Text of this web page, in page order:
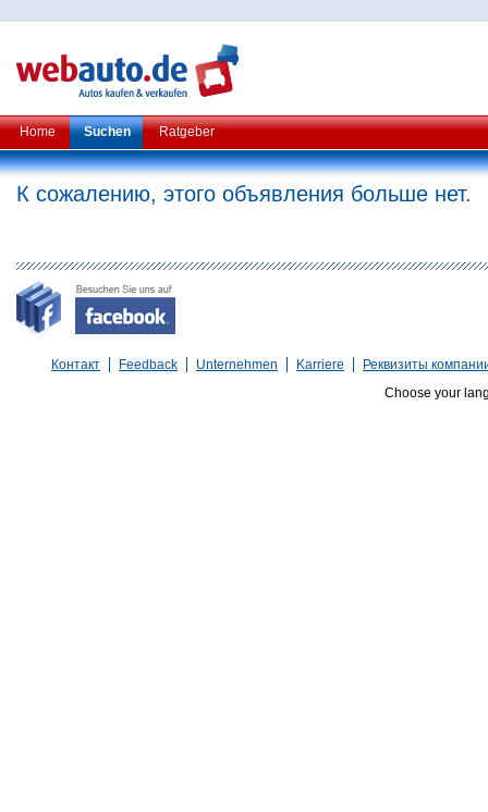
Home Suchen Ratgeber
К сожалению, этого объявления больше нет.
Контакт Feedback Unternehmen Karriere
Реквизиты
Choose your